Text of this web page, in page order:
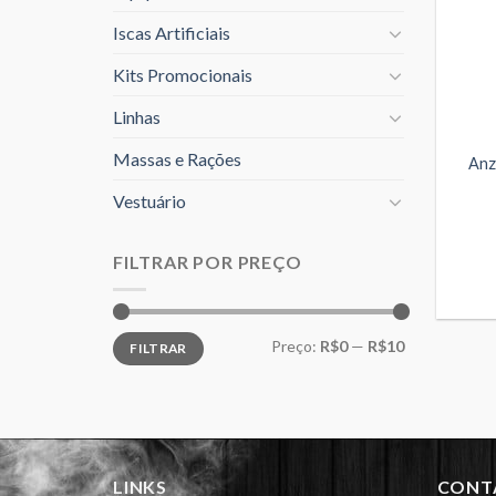
Iscas Artificiais
Kits Promocionais
Linhas
Massas e Rações
Vestuário
FILTRAR POR PREÇO
Preço
mínimo
Preço
máximo
FILTRAR Preço: R$0— R$10
LINKS